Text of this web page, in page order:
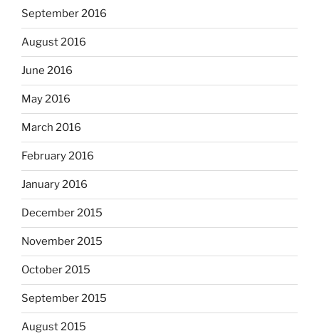
September 2016
August 2016
June 2016
May 2016
March 2016
February 2016
January 2016
December 2015
November 2015
October 2015
September 2015
August 2015